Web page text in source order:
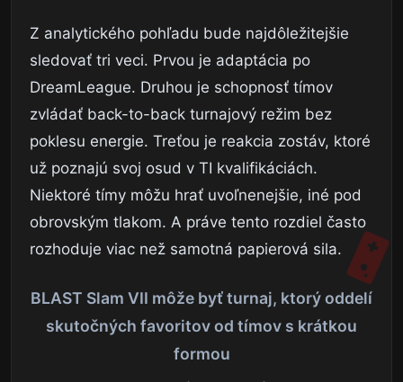
Z analytického pohľadu bude najdôležitejšie
sledovať tri veci. Prvou je adaptácia po
DreamLeague. Druhou je schopnosť tímov
zvládať back-to-back turnajový režim bez
poklesu energie. Treťou je reakcia zostáv, ktoré
už poznajú svoj osud v TI kvalifikáciách.
Niektoré tímy môžu hrať uvoľnenejšie, iné pod
obrovským tlakom. A práve tento rozdiel často
rozhoduje viac než samotná papierová sila.
BLAST Slam VII môže byť turnaj, ktorý oddelí
skutočných favoritov od tímov s krátkou
formou